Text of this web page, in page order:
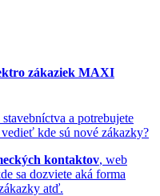
zákaziek MAXI
a potrebujete
kde sú nové zákazky?
kontaktov, web
sa dozviete aká forma
atď.